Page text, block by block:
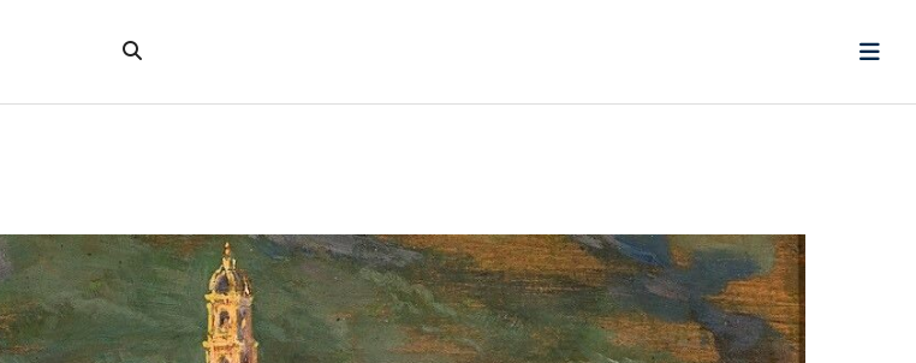
Hae